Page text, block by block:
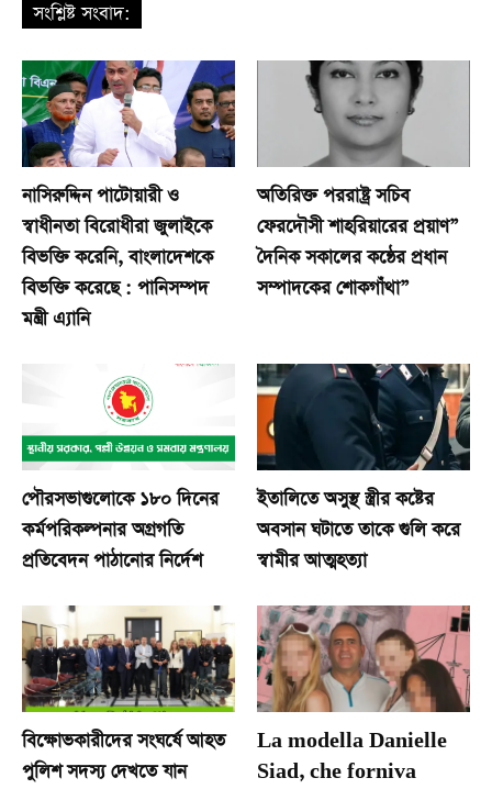
সংশ্লিষ্ট সংবাদ:
নাসিরুদ্দিন পাটোয়ারী ও
স্বাধীনতা বিরোধীরা জুলাইকে
বিভক্তি করেনি, বাংলাদেশকে
বিভক্তি করেছে : পানিসম্পদ
মন্ত্রী এ্যানি
অতিরিক্ত পররাষ্ট্র সচিব
ফেরদৌসী শাহরিয়ারের প্রয়াণ”
দৈনিক সকালের কন্ঠের প্রধান
সম্পাদকের শোকগাঁথা”
পৌরসভাগুলোকে ১৮০ দিনের
কর্মপরিকল্পনার অগ্রগতি
প্রতিবেদন পাঠানোর নির্দেশ
ইতালিতে অসুস্থ স্ত্রীর কষ্টের
অবসান ঘটাতে তাকে গুলি করে
স্বামীর আত্মহত্যা
বিক্ষোভকারীদের সংঘর্ষে আহত
পুলিশ সদস্য দেখতে যান
La modella Danielle
Siad, che forniva